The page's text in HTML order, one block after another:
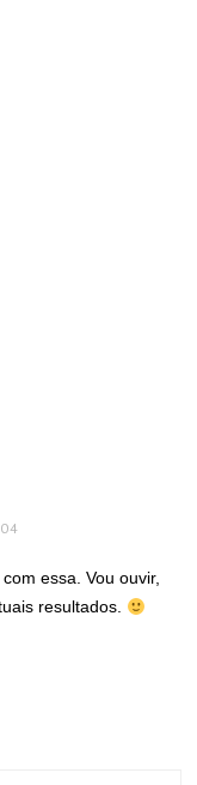
essa. Vou ouvir,
resultados.